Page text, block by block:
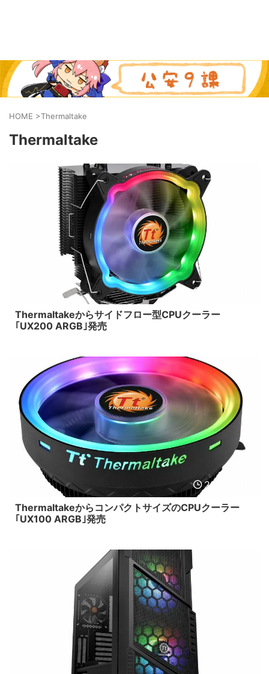
HOME >Thermaltake
Thermaltake
Thermaltakeからサイドフロー型CPUクーラー
｢UX200 ARGB｣発売
2019/10/12
ThermaltakeからコンパクトサイズのCPUクーラー
｢UX100 ARGB｣発売